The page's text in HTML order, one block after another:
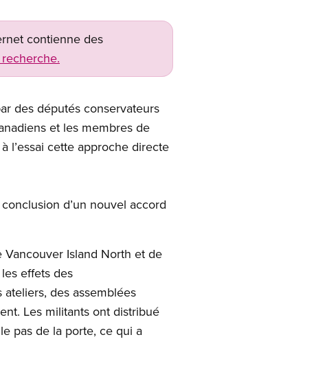
contienne des
des députés conservateurs
et les membres de
l’essai cette approche directe
d’un nouvel accord
Vancouver Island North et de
effets des
des assemblées
Les militants ont distribué
pas de la porte, ce qui a